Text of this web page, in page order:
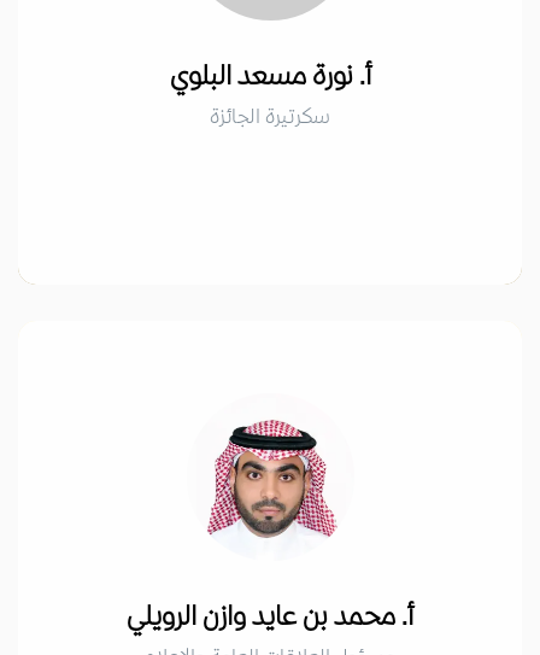
أ. نورة مسعد البلوي
سكرتيرة الجائزة
أ. محمد بن عايد وازن الرويلي